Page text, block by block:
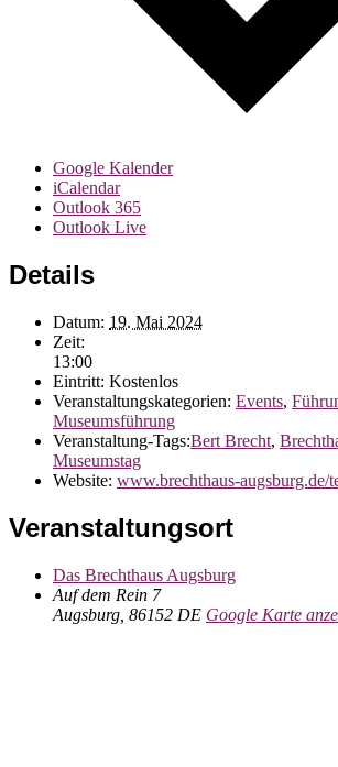
Google Kalender
iCalendar
Outlook 365
Outlook Live
Details
Datum: 19. Mai 2024
Zeit:
13:00
Eintritt: Kostenlos
Veranstaltungskategorien: Events,
Museumsführung
Veranstaltung-Tags:Bert Brecht,
Museumstag
Website: www.brechthaus-augsburg.de/
Veranstaltungsort
Das Brechthaus Augsburg
Auf dem Rein 7
Augsburg 86152 DE Google Karte